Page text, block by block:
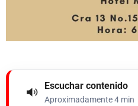
Escuchar contenido
Aproximadamente 4 min